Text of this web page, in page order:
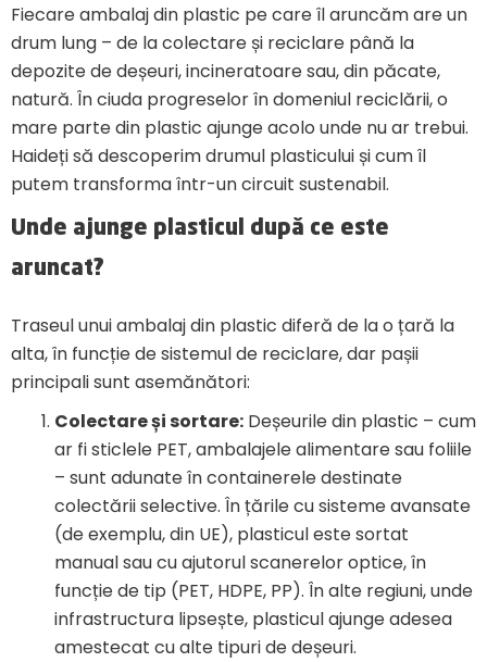
Fiecare ambalaj din plastic pe care îl aruncăm are un
drum lung – de la colectare și reciclare până la
depozite de deșeuri, incineratoare sau, din păcate,
natură. În ciuda progreselor în domeniul reciclării, o
mare parte din plastic ajunge acolo unde nu ar trebui.
Haideți să descoperim drumul plasticului și cum îl
putem transforma într-un circuit sustenabil.
Unde ajunge plasticul după ce este
aruncat?
Traseul unui ambalaj din plastic diferă de la o țară la
alta, în funcție de sistemul de reciclare, dar pașii
principali sunt asemănători:
Colectare și sortare: Deșeurile din plastic – cum
ar fi sticlele PET, ambalajele alimentare sau foliile
– sunt adunate în containerele destinate
colectării selective. În țările cu sisteme avansate
(de exemplu, din UE), plasticul este sortat
manual sau cu ajutorul scanerelor optice, în
funcție de tip (PET, HDPE, PP). În alte regiuni, unde
infrastructura lipsește, plasticul ajunge adesea
amestecat cu alte tipuri de deșeuri.